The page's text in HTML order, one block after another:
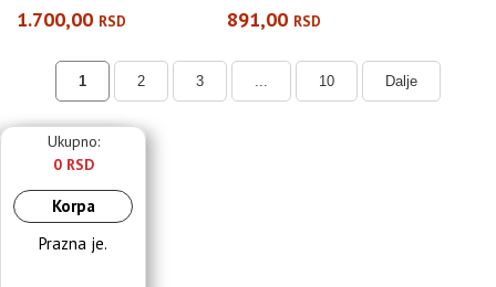
1.700,00 RSD 891,00 RSD
1 2 3 10 Dalje
Ukupno:
0 RSD
Korpa
Prazna je.